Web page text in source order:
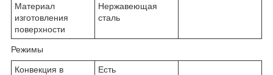
Материал
изготовления
поверхности
Нержавеющая
сталь
Режимы
Конвекция в
Есть